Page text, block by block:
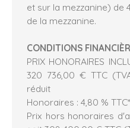
et sur la mezzanine) de
de la mezzanine.
CONDITIONS
PRIX HONORAIRES
320 736,00 € TTC
réduit
Honoraires : 4,80 % TTC*
Prix hors honoraires